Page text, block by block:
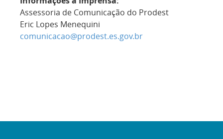
Assessoria de Comunicação do Prodest
Eric Lopes Menequini
comunicacao@prodest.es.gov.br